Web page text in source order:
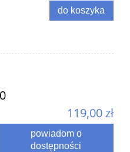
do koszyka
119,00 zł
powiadom o
dostępności